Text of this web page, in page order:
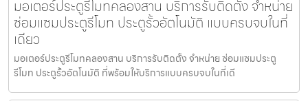
มอเตอร์ประตูรีโมทคลองสาน บริการรับติดตั้ง จำหน่าย
ซ่อมแซมประตูรีโมท ประตูรั้วอัตโนมัติ แบบครบจบในที่
เดียว
มอเตอร์ประตูรีโมทคลองสาน บริการรับติดตั้ง จำหน่าย ซ่อมแซมประตู
รีโมท ประตูรั้วอัตโนมัติ ที่พร้อมให้บริการแบบครบจบในที่เดี